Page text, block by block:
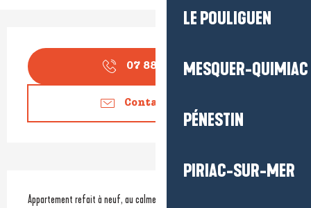
LE POULIGUEN
MESQUER-QUIMIAC
PÉNESTIN
PIRIAC-SUR-MER
Ouverture et coordonnées
07 88 37 72 ▒▒
Contactez-nous
Description
Appartement refait à neuf, au calme dans un quartier résidentiel, proche